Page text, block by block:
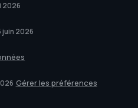
2026
juin 2026
Gérer les préférences